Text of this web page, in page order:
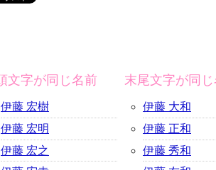
文字が同じ名前
伊藤 宏樹
伊藤 宏明
伊藤 宏之
末尾文字が同
伊藤 大和
伊藤 正和
伊藤 秀和